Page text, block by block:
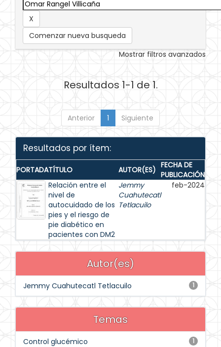
Comenzar nueva busqueda
Mostrar filtros avanzados
Resultados 1-1 de 1.
Anterior 1 Siguiente
Resultados por ítem:
PORTADATÍTULO AUTOR(ES) FECHA DE
PUBLICACIÓN
Relación entre el
nivel de
autocuidado de los
pies y el riesgo de
pie diabético en
pacientes con DM2
Jemmy
Cuahutecatl
Tetlacuilo
feb-2024
Autor(es)
1
Jemmy Cuahutecatl Tetlacuilo
Temas
1
Control glucémico